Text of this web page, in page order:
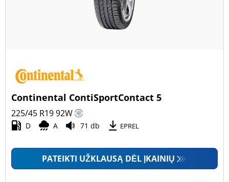
Continental ContiSportContact 5
225/45 R1992W
D A 71 db EPREL
PATEIKTI UŽKLAUSĄ DĖL ĮKAINIŲ